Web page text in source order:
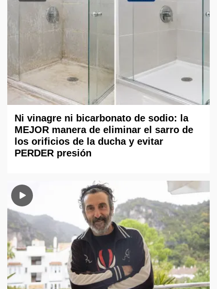
Ni vinagre ni bicarbonato de sodio: la
MEJOR manera de eliminar el sarro de
los orificios de la ducha y evitar
PERDER presión